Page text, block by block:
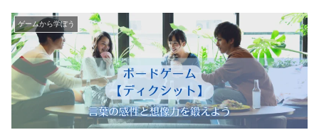
ゲームから学ぼう